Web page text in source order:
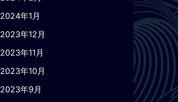
2024年1月
2023年12月
2023年11月
2023年10月
2023年9月